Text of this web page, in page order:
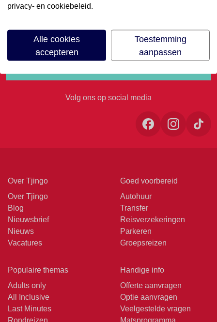
Meld je aan voor onze nieuwsbrief
Volg ons op social media
Over Tjingo
Over Tjingo
Blog
Nieuwsbrief
Nieuws
Vacatures
Goed voorbereid
Autohuur
Transfer
Reisverzekeringen
Parkeren
Groepsreizen
Populaire themas
Adults only
All Inclusive
Last Minutes
Rondreizen
Handige info
Offerte aanvragen
Optie aanvragen
Veelgestelde vragen
Matsprogramma
privacy- en cookiebeleid.
Alle cookies
accepteren
Toestemming
aanpassen